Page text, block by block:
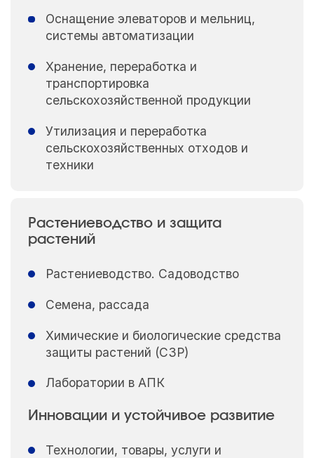
Оснащение элеваторов и мельниц,
системы автоматизации
Хранение, переработка и
транспортировка
сельскохозяйственной продукции
Утилизация и переработка
сельскохозяйственных отходов и
техники
Растениеводство и защита
растений
Растениеводство. Садоводство
Семена, рассада
Химические и биологические средства
защиты растений (СЗР)
Лаборатории в АПК
Инновации и устойчивое развитие
Технологии, товары, услуги и